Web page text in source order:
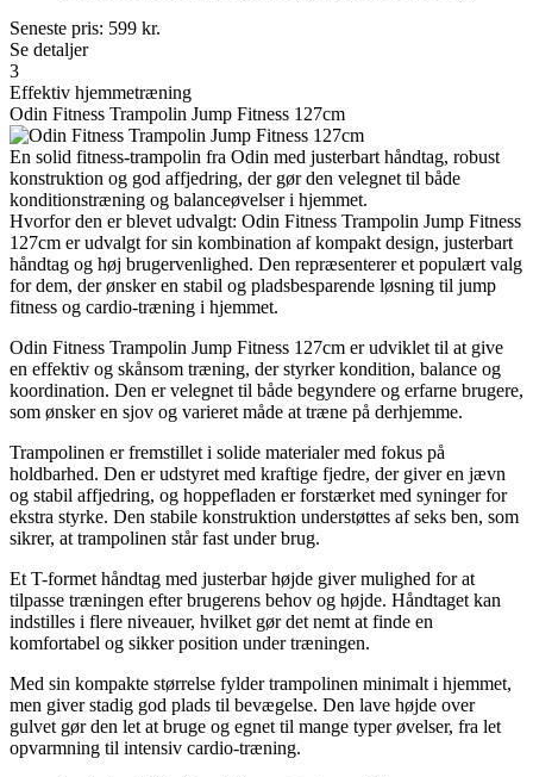
Seneste pris: 599 kr.
Se detaljer
3
Effektiv hjemmetræning
Odin Fitness Trampolin Jump Fitness 127cm
En solid fitness-trampolin fra Odin med justerbart håndtag, robust
konstruktion og god affjedring, der gør den velegnet til både
konditionstræning og balanceøvelser i hjemmet.
Hvorfor den er blevet udvalgt: Odin Fitness Trampolin Jump Fitness
127cm er udvalgt for sin kombination af kompakt design, justerbart
håndtag og høj brugervenlighed. Den repræsenterer et populært valg
for dem, der ønsker en stabil og pladsbesparende løsning til jump
fitness og cardio-træning i hjemmet.
Odin Fitness Trampolin Jump Fitness 127cm er udviklet til at give
en effektiv og skånsom træning, der styrker kondition, balance og
koordination. Den er velegnet til både begyndere og erfarne brugere,
som ønsker en sjov og varieret måde at træne på derhjemme.
Trampolinen er fremstillet i solide materialer med fokus på
holdbarhed. Den er udstyret med kraftige fjedre, der giver en jævn
og stabil affjedring, og hoppefladen er forstærket med syninger for
ekstra styrke. Den stabile konstruktion understøttes af seks ben, som
sikrer, at trampolinen står fast under brug.
Et T-formet håndtag med justerbar højde giver mulighed for at
tilpasse træningen efter brugerens behov og højde. Håndtaget kan
indstilles i flere niveauer, hvilket gør det nemt at finde en
komfortabel og sikker position under træningen.
Med sin kompakte størrelse fylder trampolinen minimalt i hjemmet,
men giver stadig god plads til bevægelse. Den lave højde over
gulvet gør den let at bruge og egnet til mange typer øvelser, fra let
opvarmning til intensiv cardio-træning.